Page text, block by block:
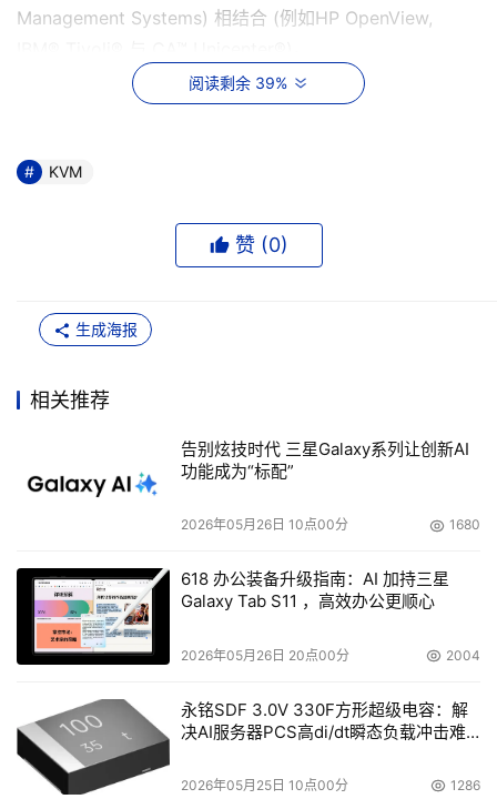
Management Systems) 相结合 (例如HP OpenView,
根据EMA (Enterprise Management Associates)的报
副总Dennis Drogseth表示：“大部分提供给中小企业的解
CommandCenter 服务管理构架与远程访问的整合，属业
界独一无二的解决方案。他们不断地推陈出新，以确保IT人
企业可免于陷入复杂和无关紧要琐事的烦扰，从而晋升至最
Networking Industry Association) 就选择了CC-NOC 管
理它在美国科罗拉多州的科技实验室。“我们管理四十多家
公司，两百多套设备，并随时都在增加新设备。CC-NOC
Bauer说：“力登的新设备非常容易安装与使用，符合我们所
需要的工具，帮助改善服务效率、增加安全性与降低IT修复
成本? 并且我们的IT员工也不必花费许多时间去学习如何操
作。”
阅读剩余 39%
KVM
赞 (0)
生成海报
相关推荐
告别炫技时代 三星Galaxy系列让创新AI
功能成为“标配”
2026年05月26日 10点00分 1680
618 办公装备升级指南：AI 加持三星
Galaxy Tab S11 ，高效办公更顺心
2026年05月26日 20点00分 2004
永铭SDF 3.0V 330F方形超级电容：解
决AI服务器PCS高di/dt瞬态负载冲击难
2026年05月25日 10点00分 1286